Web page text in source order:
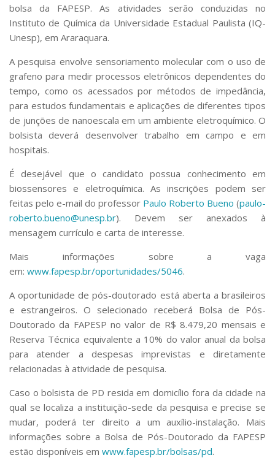
bolsa da FAPESP. As atividades serão conduzidas no
Instituto de Química da Universidade Estadual Paulista (IQ-
Unesp), em Araraquara.
A pesquisa envolve sensoriamento molecular com o uso de
grafeno para medir processos eletrônicos dependentes do
tempo, como os acessados por métodos de impedância,
para estudos fundamentais e aplicações de diferentes tipos
de junções de nanoescala em um ambiente eletroquímico. O
bolsista deverá desenvolver trabalho em campo e em
hospitais.
É desejável que o candidato possua conhecimento em
biossensores e eletroquímica. As inscrições podem ser
feitas pelo e-mail do professor Paulo Roberto Bueno (paulo-
roberto.bueno@unesp.br). Devem ser anexados à
mensagem currículo e carta de interesse.
Mais informações sobre a vaga
em: www.fapesp.br/oportunidades/5046.
A oportunidade de pós-doutorado está aberta a brasileiros
e estrangeiros. O selecionado receberá Bolsa de Pós-
Doutorado da FAPESP no valor de R$ 8.479,20 mensais e
Reserva Técnica equivalente a 10% do valor anual da bolsa
para atender a despesas imprevistas e diretamente
relacionadas à atividade de pesquisa.
Caso o bolsista de PD resida em domicílio fora da cidade na
qual se localiza a instituição-sede da pesquisa e precise se
mudar, poderá ter direito a um auxílio-instalação. Mais
informações sobre a Bolsa de Pós-Doutorado da FAPESP
estão disponíveis em www.fapesp.br/bolsas/pd.